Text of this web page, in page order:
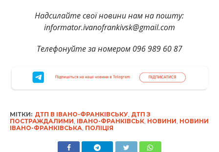
Надсилайте свої новини нам на пошту:
informator.ivanofrankivsk@gmail.com
Телефонуйте за номером 096 989 60 87
МІТКИ: ДТП В ІВАНО-ФРАНКІВСЬКУ, ДТП З
ПОСТРАЖДАЛИМИ, ІВАНО-ФРАНКІВСЬК, НОВИНИ, НОВИНИ
ІВАНО-ФРАНКІВСЬКА, ПОЛІЦІЯ